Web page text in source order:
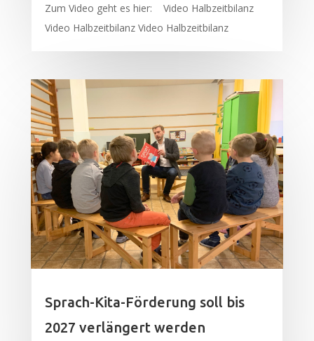
Zum Video geht es hier: Video Halbzeitbilanz
Video Halbzeitbilanz Video Halbzeitbilanz
Sprach-Kita-Förderung soll bis
2027 verlängert werden